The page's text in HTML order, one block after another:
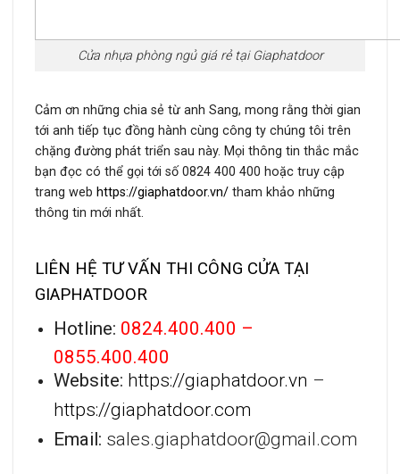
Cửa nhựa phòng ngủ giá rẻ tại Giaphatdoor
Cảm ơn những chia sẻ từ anh Sang, mong rằng thời gian
tới anh tiếp tục đồng hành cùng công ty chúng tôi trên
chặng đường phát triển sau này. Mọi thông tin thắc mắc
bạn đọc có thể gọi tới số 0824 400 400 hoặc truy cập
trang web https://giaphatdoor.vn/ tham khảo những
thông tin mới nhất.
LIÊN HỆ TƯ VẤN THI CÔNG CỬA TẠI
GIAPHATDOOR
Hotline: 0824.400.400 –
0855.400.400
Website: https://giaphatdoor.vn –
https://giaphatdoor.com
Email: sales.giaphatdoor@gmail.com